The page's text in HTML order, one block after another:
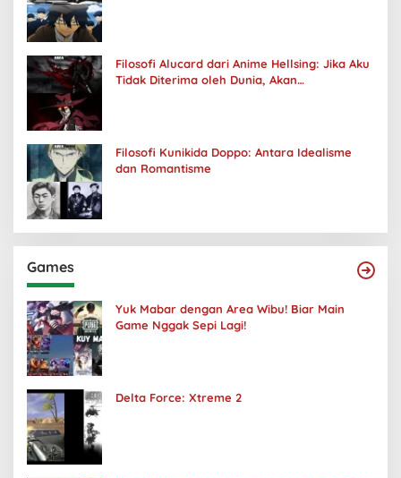
Filosofi Alucard dari Anime Hellsing: Jika Aku
Tidak Diterima oleh Dunia, Akan
Filosofi Kunikida Doppo: Antara Idealisme
dan Romantisme
Games
Yuk Mabar dengan Area Wibu! Biar Main
Game Nggak Sepi Lagi!
Delta Force: Xtreme 2